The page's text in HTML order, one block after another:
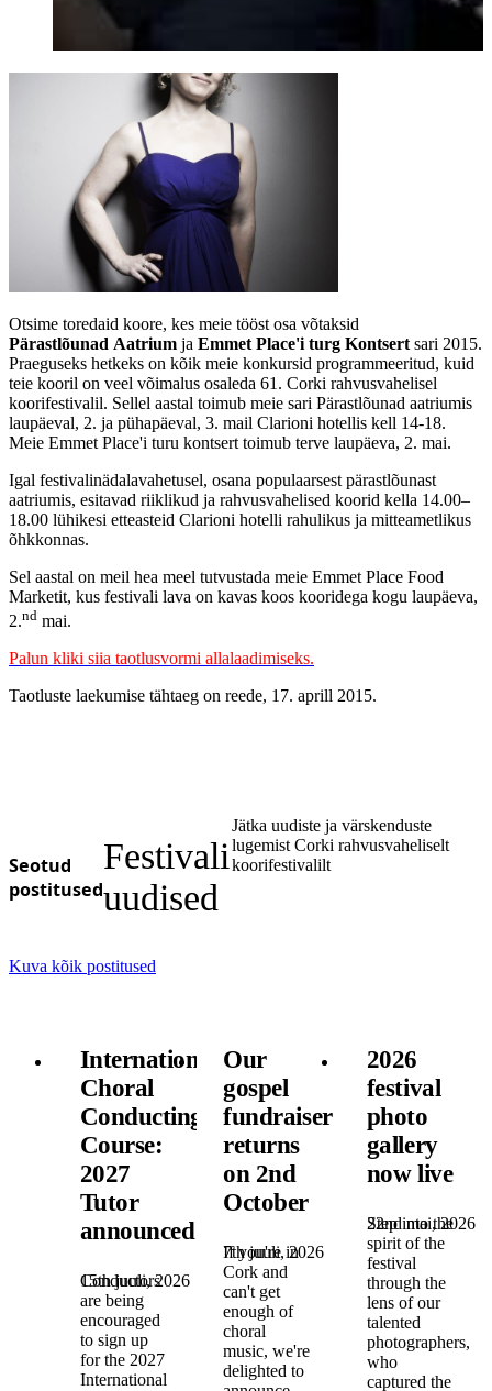
Otsime toredaid koore, kes meie tööst osa võtaksid
Pärastlõunad Aatrium ja Emmet Place'i turg Kontsert sari 2015.
Praeguseks hetkeks on kõik meie konkursid programmeeritud, kuid
teie kooril on veel võimalus osaleda 61. Corki rahvusvahelisel
koorifestivalil. Sellel aastal toimub meie sari Pärastlõunad aatriumis
laupäeval, 2. ja pühapäeval, 3. mail Clarioni hotellis kell 14-18.
Meie Emmet Place'i turu kontsert toimub terve laupäeva, 2. mai.
Igal festivalinädalavahetusel, osana populaarsest pärastlõunast
aatriumis, esitavad riiklikud ja rahvusvahelised koorid kella 14.00–
18.00 lühikesi etteasteid Clarioni hotelli rahulikus ja mitteametlikus
õhkkonnas.
Sel aastal on meil hea meel tutvustada meie Emmet Place Food
Marketit, kus festivali lava on kavas koos kooridega kogu laupäeva,
2.nd mai.
Palun kliki siia taotlusvormi allalaadimiseks.
Taotluste laekumise tähtaeg on reede, 17. aprill 2015.
Seotud
postitused
Festivali
uudised
Jätka uudiste ja värskenduste
lugemist Corki rahvusvaheliselt
koorifestivalilt
Kuva kõik postitused
International
Choral
Conducting
Course:
2027
Tutor
announced!
15th juuli, 2026
Conductors
are being
encouraged
to sign up
for the 2027
International
Our
gospel
fundraiser
returns
on 2nd
October
7th juuli, 2026
If you're in
Cork and
can't get
enough of
choral
music, we're
delighted to
2026
festival
photo
gallery
now live
22nd mai, 2026
Step into the
spirit of the
festival
through the
lens of our
talented
photographers,
who
captured the